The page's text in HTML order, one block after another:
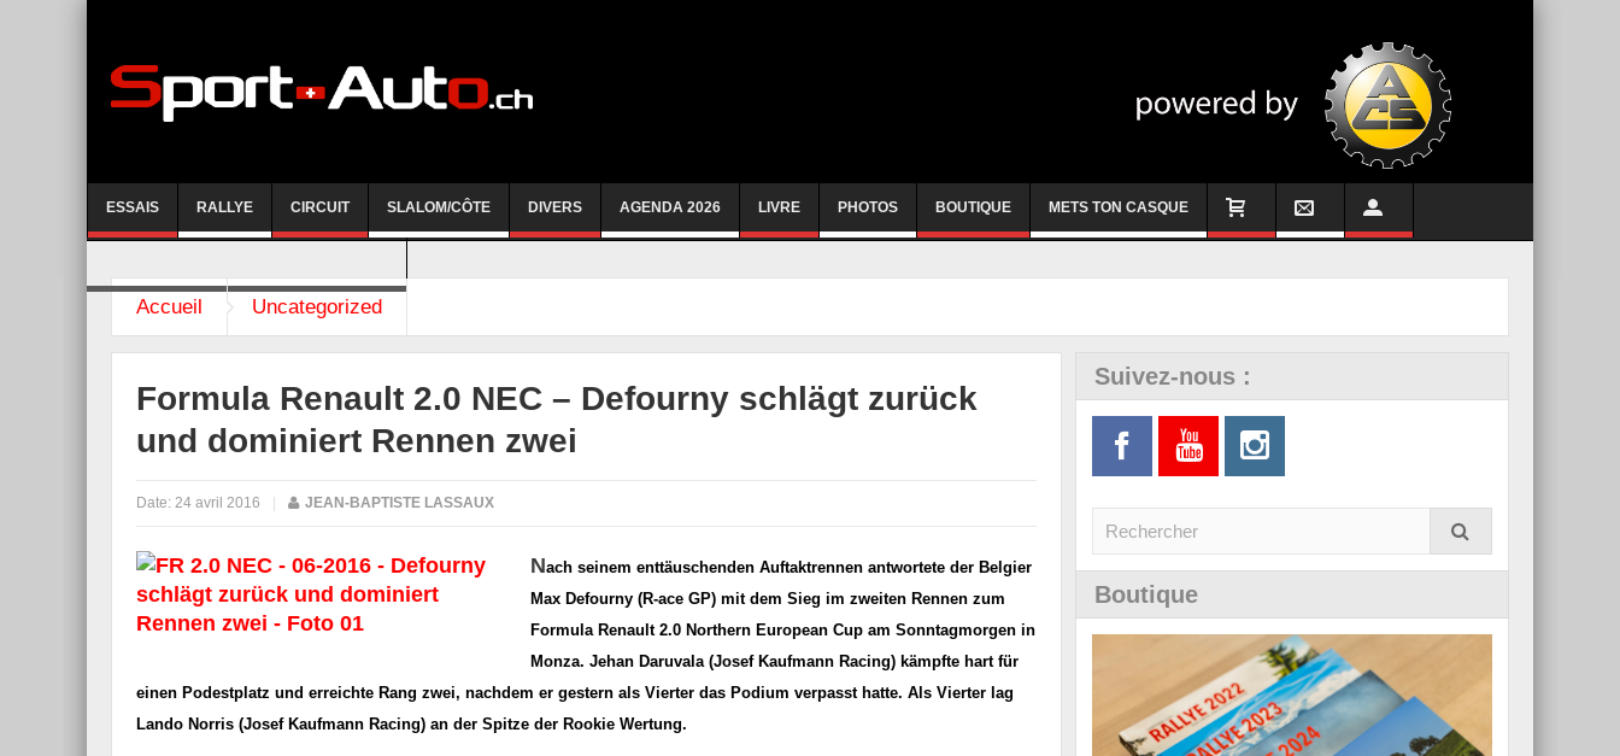
ESSAIS RALLYE CIRCUIT SLALOM/CÔTE DIVERS AGENDA 2026 LIVRE PHOTOS BOUTIQUE METS TON CASQUE
Accueil Uncategorized
Formula Renault 2.0 NEC – Defourny schlägt zurück
und dominiert Rennen zwei
Date: 24 avril 2016 JEAN-BAPTISTE LASSAUX
Nach seinem enttäuschenden Auftaktrennen antwortete der Belgier
Max Defourny (R-ace GP) mit dem Sieg im zweiten Rennen zum
Formula Renault 2.0 Northern European Cup am Sonntagmorgen in
Monza. Jehan Daruvala (Josef Kaufmann Racing) kämpfte hart für
einen Podestplatz und erreichte Rang zwei, nachdem er gestern als Vierter das Podium verpasst hatte. Als Vierter lag
Lando Norris (Josef Kaufmann Racing) an der Spitze der Rookie Wertung.
Suivez-nous :
Boutique